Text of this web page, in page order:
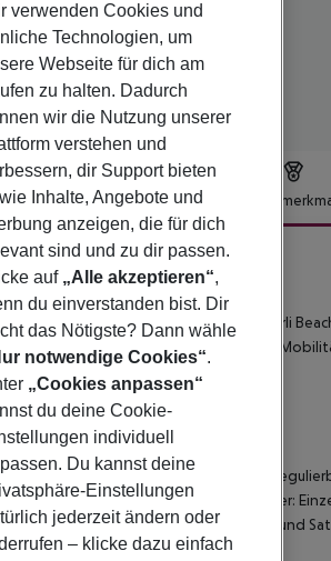
Hotelbeschreibung
200 m vom Sand-/Kiesstrand Mermerli
Stadt Antalya ist ca. 1 km entfernt. Für
(GZP) liegt in etwa 0 m Entfernung.
Mit Laminat, Heizung (individuell
Einzelbelegung Standard Zimmer:
(ggf. geg. Gebühr), Safe (kostenlos) und
verwenden Cookies und
Technologien, um
Webseite für dich am
zu halten. Dadurch
wir die Nutzung unserer
verstehen und
dir Support bieten
Inhalte, Angebote und
anzeigen, die für dich
sind und zu dir passen.
auf „Alle akzeptieren“,
du einverstanden bist. Dir
das Nötigste? Dann wähle
notwendige Cookies“.
„Cookies anpassen“
du deine Cookie-
individuell
Du kannst deine
Einstellungen
jederzeit ändern oder
– klicke dazu einfach